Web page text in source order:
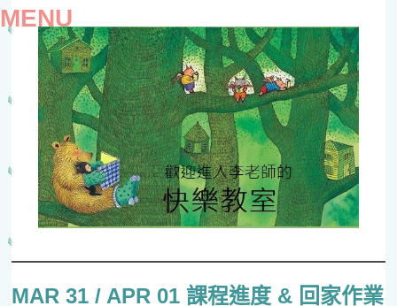
MENU
TO
MAR 31 / APR 01 課程進度 & 回家作業